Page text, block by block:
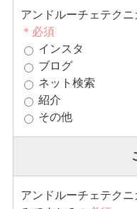
アンドルーチェテク
＊必須
インスタ
ブログ
ネット検索
紹介
その他
アンドルーチェテク